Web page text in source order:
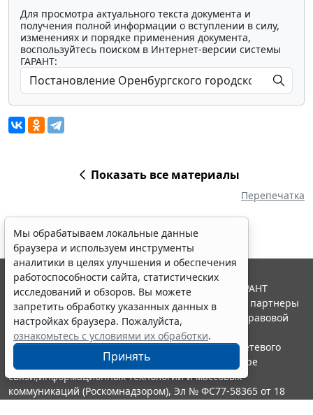
Для просмотра актуального текста документа и
получения полной информации о вступлении в силу,
изменениях и порядке применения документа,
воспользуйтесь поиском в Интернет-версии системы
ГАРАНТ:
Показать все материалы
Перепечатка
Мы обрабатываем локальные данные
браузера и используем инструменты
аналитики в целях улучшения и обеспечения
работоспособности сайта, статистических
исследований и обзоров. Вы можете
запретить обработку указанных данных в
настройках браузера. Пожалуйста,
ознакомьтесь с условиями их обработки.
Принять
© ООО "НПП "ГАРАНТ-СЕРВИС", 2026. Система ГАРАНТ
выпускается с 1990 года. Компания "Гарант" и ее партнеры
являются участниками Российской ассоциации правовой
информации ГАРАНТ.
Портал ГАРАНТ.РУ зарегистрирован в качестве сетевого
издания Федеральной службой по надзору в сфере
связи,информационных технологий и массовых
коммуникаций (Роскомнадзором), Эл № ФС77-58365 от 18